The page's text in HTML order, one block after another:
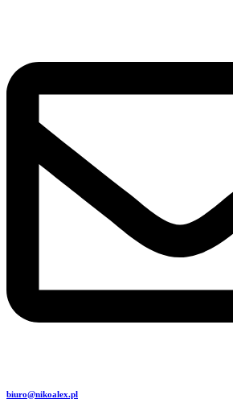
biuro@nikoalex.pl